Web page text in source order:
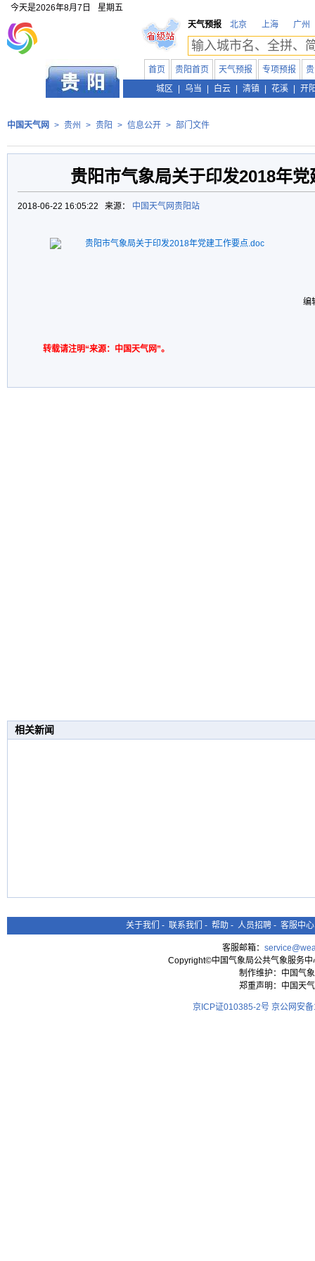
今天是2026年8月7日
星期五
天气预报
北京 上海 广州
首页 贵阳首页 天气预报 专项预报
城区
乌当 白云 清镇 花溪 开
中国天气网 > 贵州 > 贵阳 > 信息公开 > 部门文件
贵阳市气象局关于印发2018年
2018-06-22 16:05:22 来源： 中国天气网贵阳站
贵阳市气象局关于印发2018年党建工作要点.doc
编
转载请注明“来源：中国天气网”。
相关新闻
关于我们 - 联系我们 - 帮助 - 人员招聘 - 客服中心
客服邮箱：
Copyright©中国气象局公共气象服务
制作维护：中国气
郑重声明：中国天
京ICP证010385-2号 京公网安